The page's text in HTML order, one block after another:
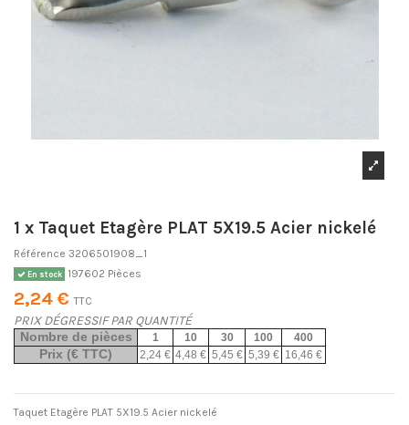
1 x Taquet Etagère PLAT 5X19.5 Acier nickelé
Référence 3206501908_1
En stock 197602 Pièces
2,24 €TTC
PRIX DÉGRESSIF PAR QUANTITÉ
Nombre de pièces 1 10 30 100 400
Prix (€ TTC) 2,24 € 4,48 € 5,45 € 5,39 € 16,46 €
Taquet Etagère PLAT 5X19.5 Acier nickelé